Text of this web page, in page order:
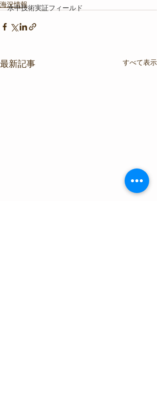
水中技術実証フィールド
海況情報
最新記事 すべて表示